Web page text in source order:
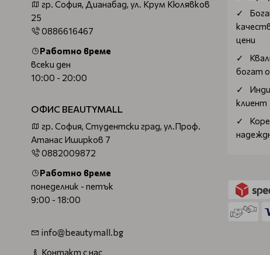
гр. София, Дианабад, ул. Крум Кюлявков
25
0886616467
Работно време
всеки ден
10:00 - 20:00
ОФИС BEAUTYMALL
гр. София, Студентски град, ул.Проф.
Атанас Иширков 7
0882009872
Работно време
понеделник - петък
9:00 - 18:00
info@beautymall.bg
Контакт с нас
цени
богат
клиент